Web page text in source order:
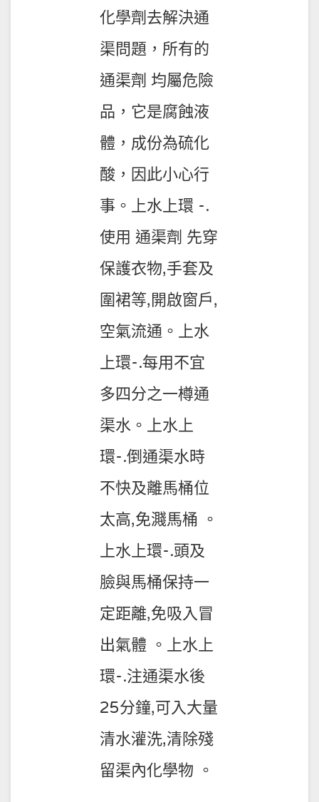
化學劑去解決通
渠問題，所有的
通渠劑 均屬危險
品，它是腐蝕液
體，成份為硫化
酸，因此小心行
事。上水上環 -.
使用 通渠劑 先穿
保護衣物,手套及
圍裙等,開啟窗戶,
空氣流通。上水
上環-.每用不宜
多四分之一樽通
渠水。上水上
環-.倒通渠水時
不快及離馬桶位
太高,免濺馬桶 。
上水上環-.頭及
臉與馬桶保持一
定距離,免吸入冒
出氣體 。上水上
環-.注通渠水後
25分鐘,可入大量
清水灌洗,清除殘
留渠內化學物 。